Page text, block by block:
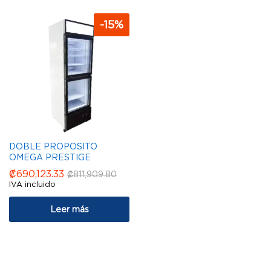
-15%
DOBLE PROPOSITO
OMEGA PRESTIGE
₡690,123.33 ₡811,909.80
IVA incluido
Leer más